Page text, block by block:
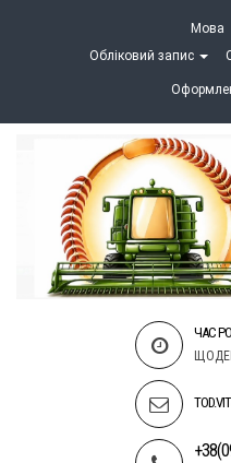
Мова
Обліковий запис
ЧАС